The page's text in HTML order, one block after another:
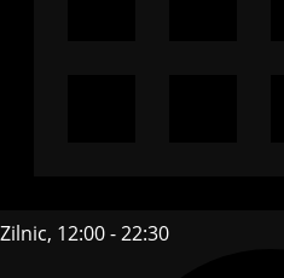
Zilnic, 12:00 - 22:30